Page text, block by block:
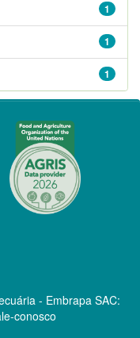
1
1
1
- Embrapa SAC:
conosco